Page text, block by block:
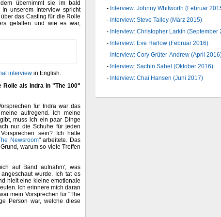
übernimmt sie im bald
unserem Interview spricht
das Casting für die Rolle
gefallen und wie es war,
interview in English.
Rolle als Indra in "The 100"
für Indra war das
aufregend. Ich meine
muss ich ein paar Dinge
nur die Schuhe für jeden
sein? Ich hatte
Newsroom" arbeitete. Das
warum so viele Treffen
auf Band aufnahm', was
wurde. Ich tat es
hielt eine kleine emotionale
Ich erinnere mich daran
mein Vorsprechen für "The
Person war, welche diese
Interview: Johnny Whitworth (Februar
Interview: Steve Talley (März 2015)
Interview: Christopher Larkin (September
Interview: Eve Harlow (Februar 2016)
Interview: Cory Grüter-Andrew (April
Interview: Sachin Sahel (Oktober 2016)
Interview: Chai Hansen (Juni 2017)